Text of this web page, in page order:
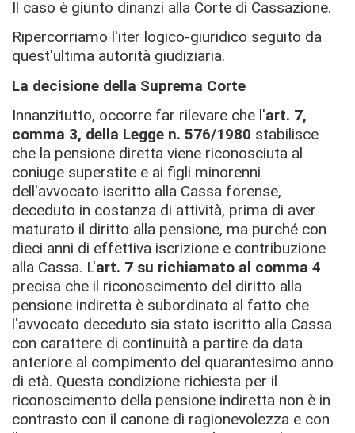
Il caso è giunto dinanzi alla Corte di Cassazione.
Ripercorriamo l'iter logico-giuridico seguito da
quest'ultima autorità giudiziaria.
La decisione della Suprema Corte
Innanzitutto, occorre far rilevare che l'art. 7,
comma 3, della Legge n. 576/1980 stabilisce
che la pensione diretta viene riconosciuta al
coniuge superstite e ai figli minorenni
dell'avvocato iscritto alla Cassa forense,
deceduto in costanza di attività, prima di aver
maturato il diritto alla pensione, ma purché con
dieci anni di effettiva iscrizione e contribuzione
alla Cassa. L'art. 7 su richiamato al comma 4
precisa che il riconoscimento del diritto alla
pensione indiretta è subordinato al fatto che
l'avvocato deceduto sia stato iscritto alla Cassa
con carattere di continuità a partire da data
anteriore al compimento del quarantesimo anno
di età. Questa condizione richiesta per il
riconoscimento della pensione indiretta non è in
contrasto con il canone di ragionevolezza e con